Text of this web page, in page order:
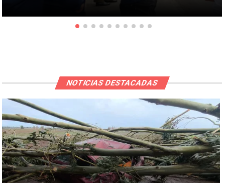
NOTICIAS DESTACADAS